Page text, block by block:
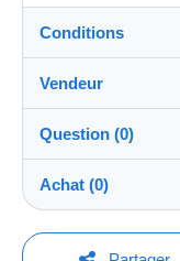
Conditions
Destination :
Voir la liste des
Expédition :
Envoi après
A charge de
Vendeur
Question (0)
Pour poser
Achat (0)